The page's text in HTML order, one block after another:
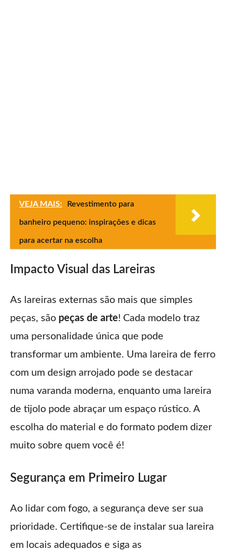
VEJA MAIS: Revestimento para
banheiro pequeno: inspirações e dicas
para acertar na escolha
Impacto Visual das Lareiras
As lareiras externas são mais que simples
peças, são peças de arte! Cada modelo traz
uma personalidade única que pode
transformar um ambiente. Uma lareira de ferro
com um design arrojado pode se destacar
numa varanda moderna, enquanto uma lareira
de tijolo pode abraçar um espaço rústico. A
escolha do material e do formato podem dizer
muito sobre quem você é!
Segurança em Primeiro Lugar
Ao lidar com fogo, a segurança deve ser sua
prioridade. Certifique-se de instalar sua lareira
em locais adequados e siga as